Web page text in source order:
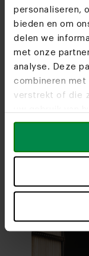
personaliseren,
bieden en om
delen we
met onze
analyse. Deze
combineren met
verstrekt of die
Zien we je